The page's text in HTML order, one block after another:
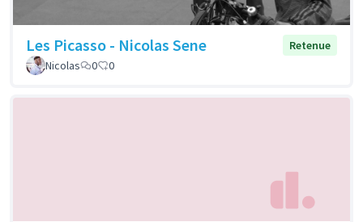
Les Picasso - Nicolas Sene
Retenue
Nicolas
0 0